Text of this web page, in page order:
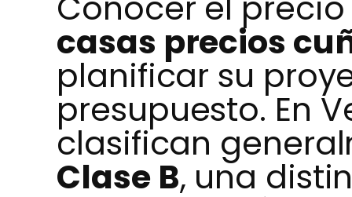
casas precios
planificar su
presupuesto. En
clasifican
Clase B, una